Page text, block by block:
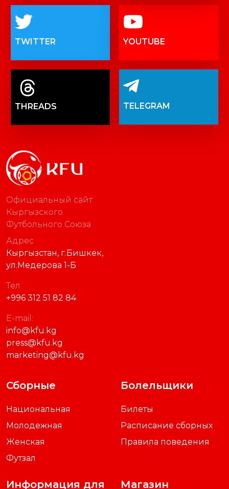
TWITTER YOUTUBE
THREADS TELEGRAM
Официальный сайт
Кыргызского
Футбольного Союза
Адрес
Кыргызстан, г.Бишкек,
ул.Медерова 1-Б
Тел
+996 312 51 82 84
E-mail:
info@kfu.kg
press@kfu.kg
marketing@kfu.kg
Сборные
Национальная
Молодежная
Женская
Футзал
Болельщики
Билеты
Расписание сборных
Правила поведения
Информация для Магазин